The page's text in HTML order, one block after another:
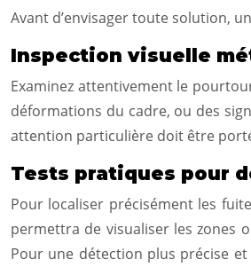
Avant d’envisager toute solution,
Inspection visuelle
Examinez attentivement le
déformations du cadre, ou des
attention particulière doit être
Tests pratiques pour
Pour localiser précisément les
permettra de visualiser les zones
Pour une détection plus précise